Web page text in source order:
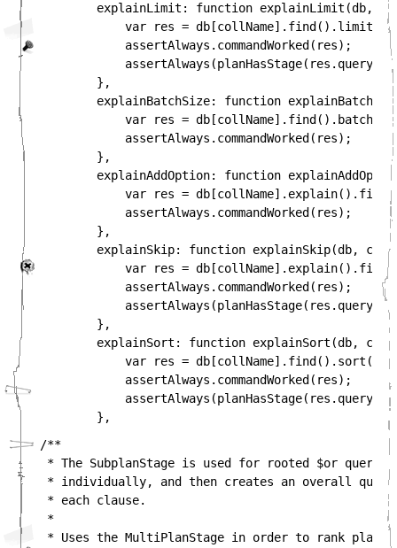
explainLimit: function explainLimit(db,
var res =
            assertAlways.commandWorked(res);
        },
explainBatchSize: function
var res =
            assertAlways.commandWorked(res);
        },
explainAddOption: function
var res =
            assertAlways.commandWorked(res);
        },
explainSkip: function explainSkip(db,
var res =
            assertAlways.commandWorked(res);
        },
explainSort: function explainSort(db,
var res = db[collName].find().sort({
            assertAlways.commandWorked(res);
/**
* The SubplanStage is used for rooted $or
* individually, and then creates an overall query
* each clause.
*
* Uses the MultiPlanStage in order to rank